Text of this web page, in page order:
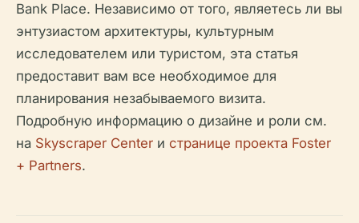
Bank Place. Независимо от того, являетесь ли вы
энтузиастом архитектуры, культурным
исследователем или туристом, эта статья
предоставит вам все необходимое для
планирования незабываемого визита.
Подробную информацию о дизайне и роли см.
на Skyscraper Center и странице проекта Foster
+ Partners.